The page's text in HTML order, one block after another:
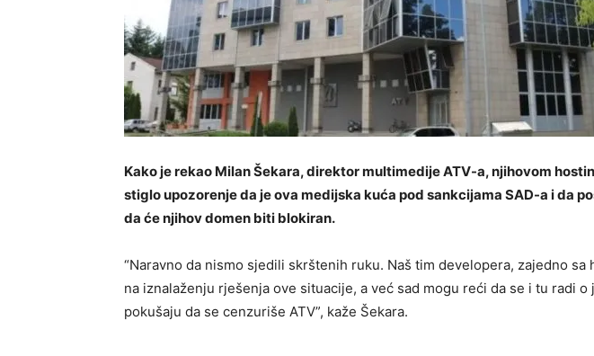
Kako je rekao Milan Šekara, direktor multimedije ATV-a, njihovom
stiglo upozorenje da je ova medijska kuća pod sankcijama SAD-a i da
da će njihov domen biti blokiran.
“Naravno da nismo sjedili skrštenih ruku. Naš tim developera, zajedno
na iznalaženju rješenja ove situacije, a već sad mogu reći da se i tu radi o
pokušaju da se cenzuriše ATV”, kaže Šekara.